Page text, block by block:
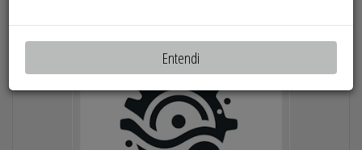
Entendi